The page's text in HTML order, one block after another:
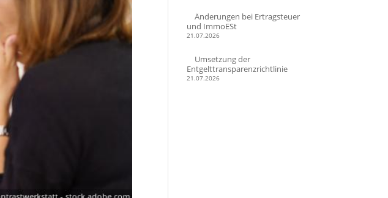
Änderungen bei Ertragsteuer
und ImmoESt
21.07.2026
Umsetzung der
Entgelttransparenzrichtlinie
21.07.2026